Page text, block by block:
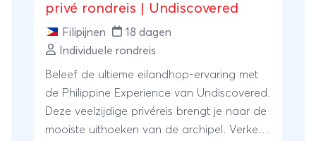
privé rondreis | Undiscovered
Filipijnen
18 dagen
Individuele rondreis
Beleef de ultieme eilandhop-ervaring met
de Philippine Experience van Undiscovered.
Deze veelzijdige privéreis brengt je naar de
mooiste uithoeken van de archipel. Verken